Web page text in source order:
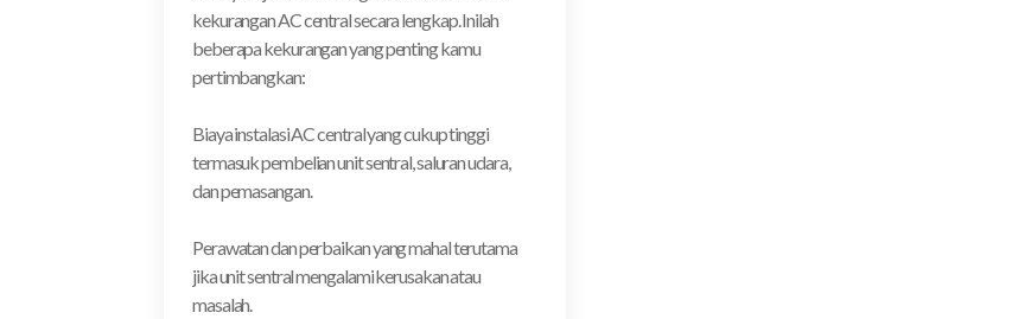
kekurangan AC central secara lengkap. Inilah
beberapa kekurangan yang penting kamu
pertimbangkan:
Biaya instalasi AC central yang cukup tinggi
termasuk pembelian unit sentral, saluran udara,
dan pemasangan.
Perawatan dan perbaikan yang mahal terutama
jika unit sentral mengalami kerusakan atau
masalah.